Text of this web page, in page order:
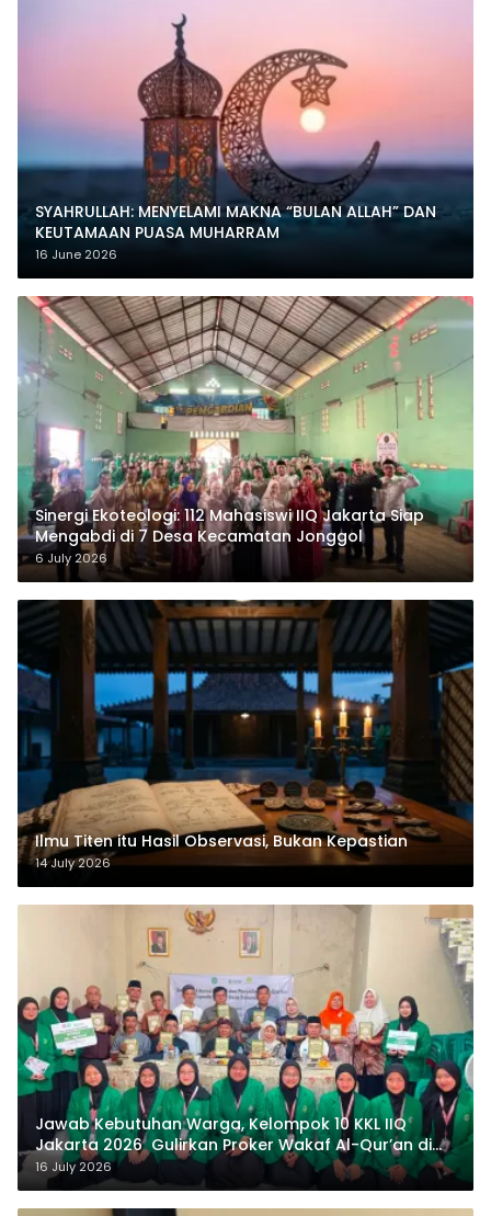
SYAHRULLAH: MENYELAMI MAKNA “BULAN ALLAH” DAN
KEUTAMAAN PUASA MUHARRAM
16 June 2026
‎Sinergi Ekoteologi: 112 Mahasiswi IIQ Jakarta Siap
Mengabdi di 7 Desa Kecamatan Jonggol
6 July 2026
Ilmu Titen itu Hasil Observasi, Bukan Kepastian
14 July 2026
Jawab Kebutuhan Warga, Kelompok 10 KKL IIQ
Jakarta 2026 Gulirkan Proker Wakaf Al-Qur’an di
Sukamanah
16 July 2026